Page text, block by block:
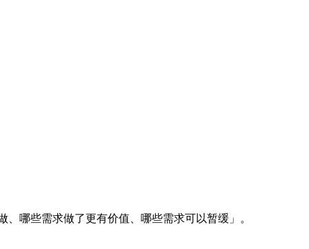
哪些需求做了更有价值、哪些需求可以暂缓」。